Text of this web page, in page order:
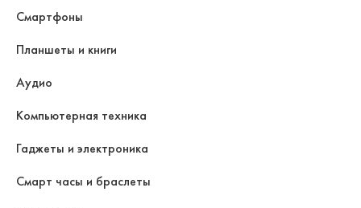
Смартфоны
Планшеты и книги
Аудио
Компьютерная техника
Гаджеты и электроника
Смарт часы и браслеты